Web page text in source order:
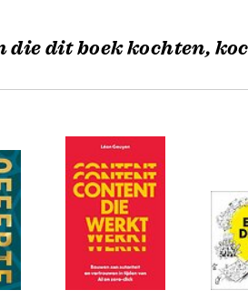
die dit boek kochten,